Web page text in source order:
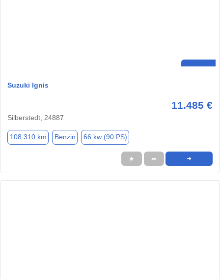
Suzuki Ignis
11.485 €
Silberstedt, 24887
108.310 km Benzin 66 kw (90 PS)
★ ➦ ➜